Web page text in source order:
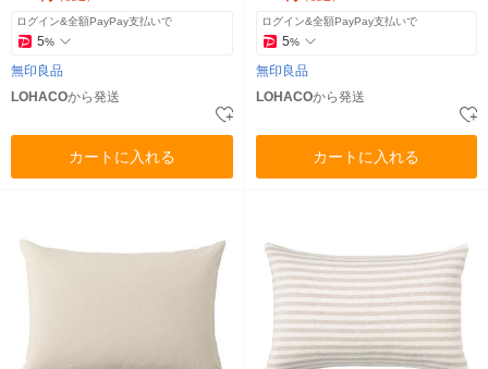
ログイン&全額PayPay支払いで
5%
無印良品
LOHACOから発送
カートに入れる
ログイン&全額PayPay支払いで
5%
無印良品
LOHACOから発送
カートに入れる